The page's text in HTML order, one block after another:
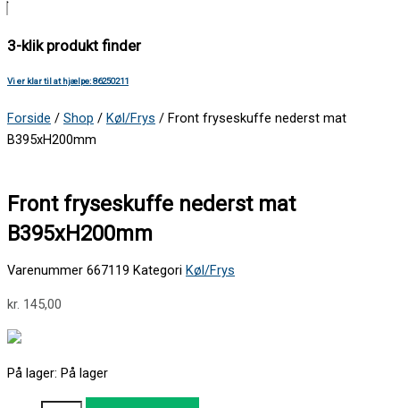
3-klik produkt finder
Vi er klar til at hjælpe: 86250211
Forside / Shop / Køl/Frys / Front fryseskuffe nederst mat
B395xH200mm
Front fryseskuffe nederst mat
B395xH200mm
Varenummer 667119 Kategori Køl/Frys
kr. 145,00
På lager: På lager